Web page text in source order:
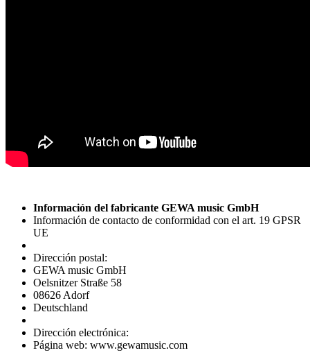
Información del fabricante GEWA music GmbH
Información de contacto de conformidad con el art. 19 GPSR
UE
Dirección postal:
GEWA music GmbH
Oelsnitzer Straße 58
08626 Adorf
Deutschland
Dirección electrónica:
Página web: www.gewamusic.com